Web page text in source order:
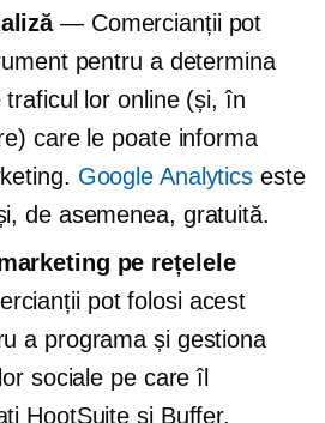
— Comercianții pot
pentru a determina
lor online (și, în
care le poate informa
Google Analytics este
de asemenea, gratuită.
pe rețelele
pot folosi acest
a programa și gestiona
sociale pe care îl
HootSuite și Buffer.